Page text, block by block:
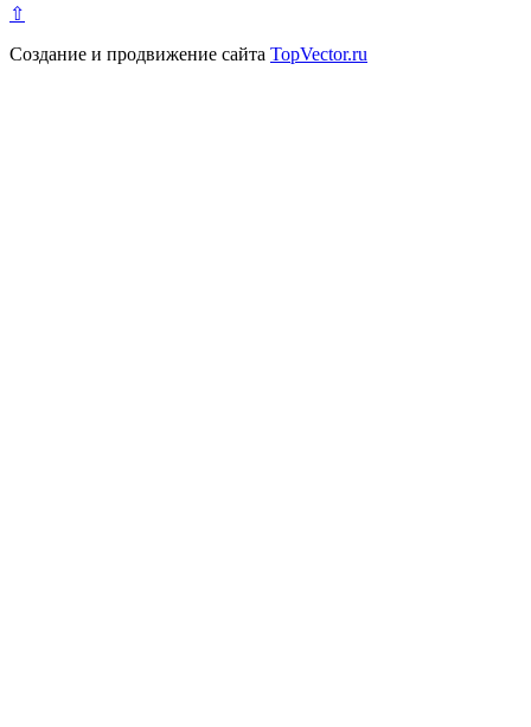
⇧
Создание и продвижение сайта TopVector.ru